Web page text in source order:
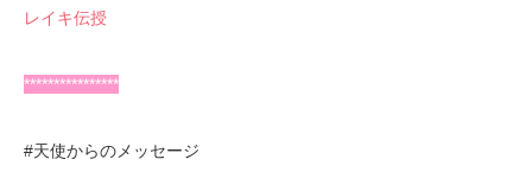
レイキ伝授
****************
#天使からのメッセージ